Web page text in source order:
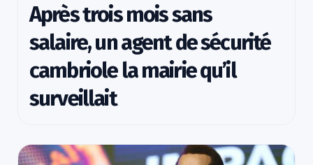
Après trois mois sans
salaire, un agent de sécurité
cambriole la mairie qu’il
surveillait